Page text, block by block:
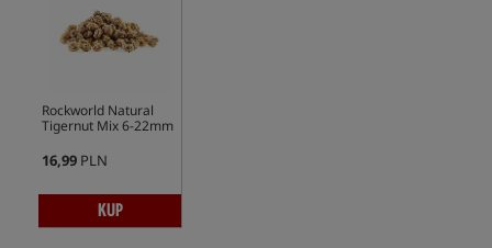
Rockworld Natural
Tigernut Mix 6-22mm
16,99 PLN
KUP